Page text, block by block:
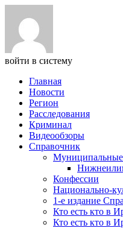
войти в систему
Главная
Новости
Регион
Расследования
Криминал
Видеообзоры
Справочник
Муниципальные
Конфессии
Национально-
1-е издание
Кто есть кто в
Кто есть кто в